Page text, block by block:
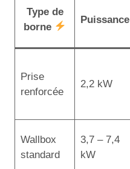
Type de
borne
Puissance
Prise
renforcée
2,2 kW
Wallbox
standard
3,7 – 7,4
kW